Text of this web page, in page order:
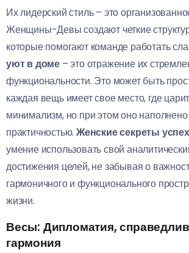
Их лидерский стиль – это
Женщины-Девы создают четкие
которые помогают команде работать
уют в доме – это отражение их
функциональности. Это может быть
каждая вещь имеет свое место, где
минимализм, но при этом оно
практичностью. Женские секреты
умение использовать свой
достижения целей, не забывая о
гармоничного и функционального
жизни.
Весы: Дипломатия,
гармония